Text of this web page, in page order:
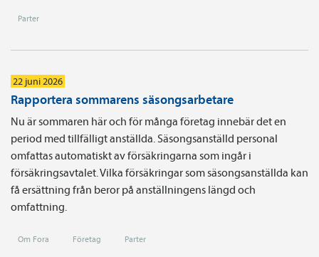
Parter
22 juni 2026
Rapportera sommarens säsongsarbetare
Nu är sommaren här och för många företag innebär det en
period med tillfälligt anställda. Säsongsanställd personal
omfattas automatiskt av försäkringarna som ingår i
försäkringsavtalet. Vilka försäkringar som säsongsanställda kan
få ersättning från beror på anställningens längd och
omfattning.
Om Fora Företag Parter